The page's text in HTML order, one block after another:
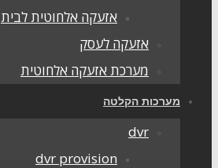
אזעקה אלחוטית לבית
אזעקה לעסק
מערכת אזעקה אלחוטית
מערכות הקלטה
dvr
dvr provision